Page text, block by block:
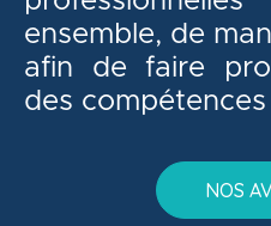
ensemble, de
afin de faire
des
NOS